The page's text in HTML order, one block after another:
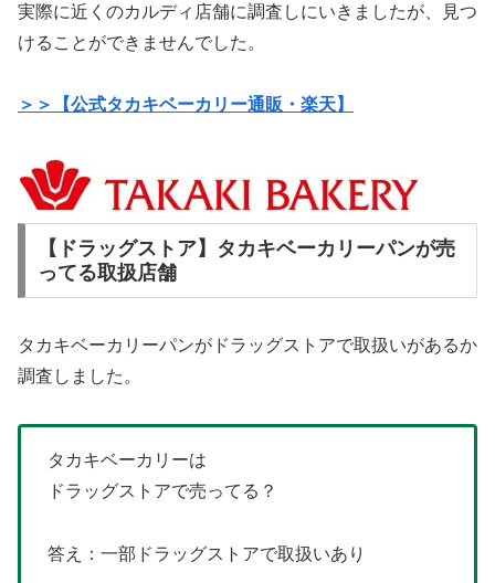
実際に近くのカルディ店舗に調査しにいきましたが、見つ
けることができませんでした。
＞＞【公式タカキベーカリー通販・楽天】
【ドラッグストア】タカキベーカリーパンが売
ってる取扱店舗
タカキベーカリーパンがドラッグストアで取扱いがあるか
調査しました。
タカキベーカリーは
ドラッグストアで売ってる？
答え：一部ドラッグストアで取扱いあり